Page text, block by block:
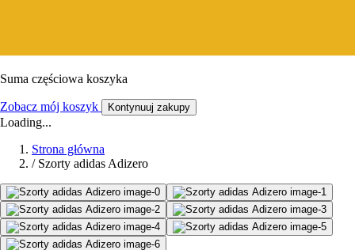
Suma częściowa koszyka
Zobacz mój koszyk Kontynuuj zakupy
Loading...
Strona główna
/ Szorty adidas Adizero